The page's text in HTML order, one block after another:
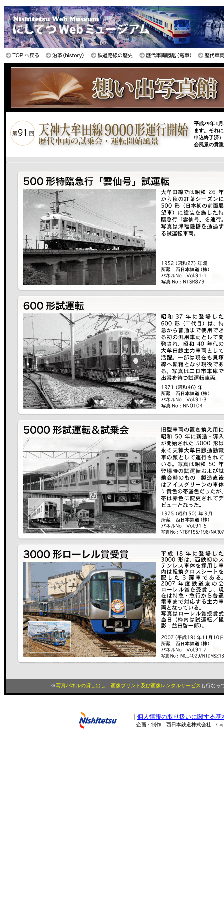
平成29年3
ます。それ
申込終了済
会風景の貴
※写真パネルの貸し出し、画像プリント及び画像レンタルサービス も行なっ
個人情報の取り扱いに関する基
企画・制作 西日本鉄道株式会社